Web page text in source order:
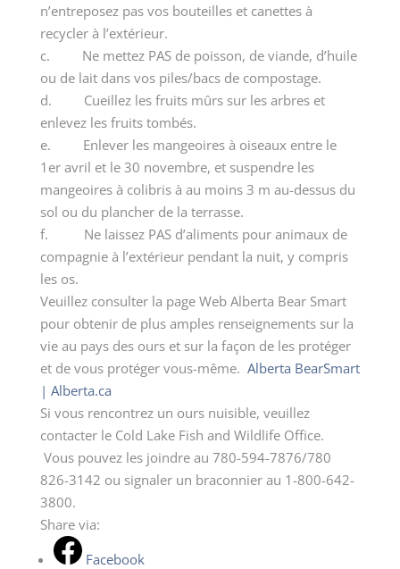
n’entreposez pas vos bouteilles et canettes à
recycler à l’extérieur.
c. Ne mettez PAS de poisson, de viande, d’huile
ou de lait dans vos piles/bacs de compostage.
d. Cueillez les fruits mûrs sur les arbres et
enlevez les fruits tombés.
e. Enlever les mangeoires à oiseaux entre le
1er avril et le 30 novembre, et suspendre les
mangeoires à colibris à au moins 3 m au-dessus du
sol ou du plancher de la terrasse.
f. Ne laissez PAS d’aliments pour animaux de
compagnie à l’extérieur pendant la nuit, y compris
les os.
Veuillez consulter la page Web Alberta Bear Smart
pour obtenir de plus amples renseignements sur la
vie au pays des ours et sur la façon de les protéger
et de vous protéger vous-même. Alberta BearSmart
| Alberta.ca
Si vous rencontrez un ours nuisible, veuillez
contacter le Cold Lake Fish and Wildlife Office.
Vous pouvez les joindre au 780-594-7876/780
826-3142 ou signaler un braconnier au 1-800-642-
3800.
Share via:
Facebook